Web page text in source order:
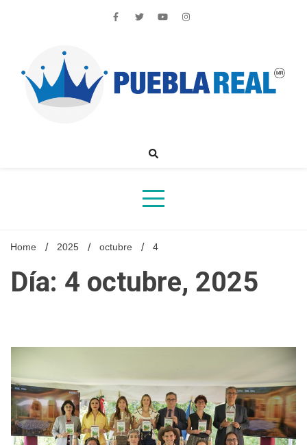
Noticias de actualidad de Puebla, México y el mundo
Home 2025 octubre 4
Día: 4 octubre, 2025